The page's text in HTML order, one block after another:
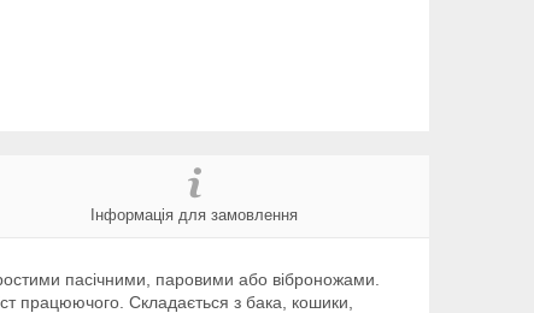
Інформація для замовлення
пасічними, паровими або віброножами.
працюючого. Складається з бака, кошики,